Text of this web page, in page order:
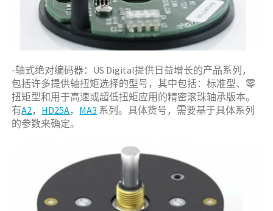
-轴式绝对编码器：US Digital提供日益增长的产品系列，
包括许多提供轴扭矩选择的型号，其中包括：标准型、零
扭矩型和用于高速或超低扭矩应用的精密滚珠轴承版本。
有A2， HD25A， MA3 系列。具体货号，需要基于具体系列
的参数来确定。